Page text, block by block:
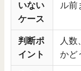
いない
ケース
ル前
判断ポ
イント
人数
かど